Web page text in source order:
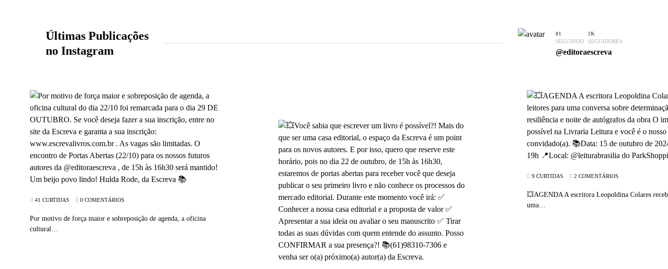
Últimas Publicações
no Instagram
81
SEGUINDO
2K
SEGUIDORES
@editoraescreva
41 CURTIDAS 0 COMENTÁRIOS
Por motivo de força maior e sobreposição de agenda, a oficina
cultural…
9 CURTIDAS 2 COMENTÁRIOS
💥AGENDA A escritora Leopoldina Colares
uma…